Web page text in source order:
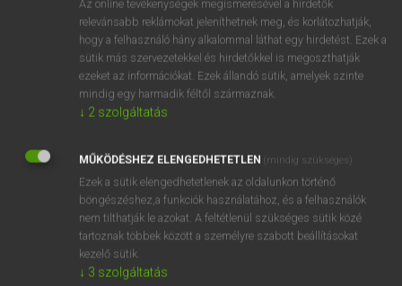
Abyssinia
Abyssinian
SZOTAR.NET APPLIKÁCIÓ
Az online tevékenységek megismerésével a hirdetők
relevánsabb reklámokat jeleníthetnek meg, és korlátozhatják,
hogy a felhasználó hány alkalommal láthat egy hirdetést. Ezek a
sütik más szervezetekkel és hirdetőkkel is megoszthatják
ezeket az információkat. Ezek állandó sütik, amelyek szinte
mindig egy harmadik féltől származnak.
↓ 2 szolgáltatás
MŰKÖDÉSHEZ ELENGEDHETETLEN (mindig szükséges)
Ezek a sütik elengedhetetlenek az oldalunkon történő
böngészéshez,a funkciók használatához, és a felhasználók
nem tilthatják le azokat. A feltétlenül szükséges sütik közé
tartoznak többek között a személyre szabott beállításokat
kezelő sütik.
↓ 3 szolgáltatás